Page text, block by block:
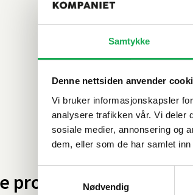
Samtykke
Denne nettsiden anvender
Vi bruker informasjonskapsler
analysere trafikken vår. Vi deler
sosiale medier, annonsering og
dem, eller som de har samlet
Nødvendig
produkter